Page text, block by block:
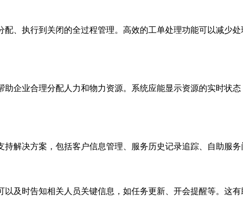
配、执行到关闭的全过程管理。高效的工单处理功能可以减少
助企业合理分配人力和物力资源。系统应能显示资源的实时状
持解决方案，包括客户信息管理、服务历史记录追踪、自助服
以及时告知相关人员关键信息，如任务更新、开会提醒等。这